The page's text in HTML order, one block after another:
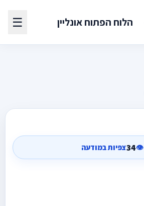
הלוח הפתוח אונליין ☰
👁️
34צפיות במודעה